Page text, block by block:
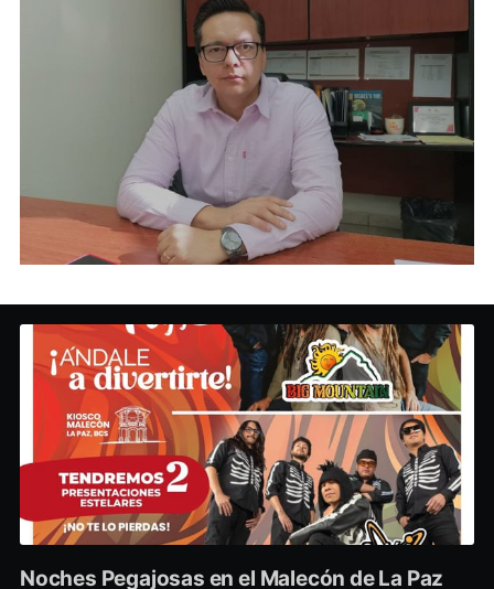
Noches Pegajosas en el Malecón de La Paz